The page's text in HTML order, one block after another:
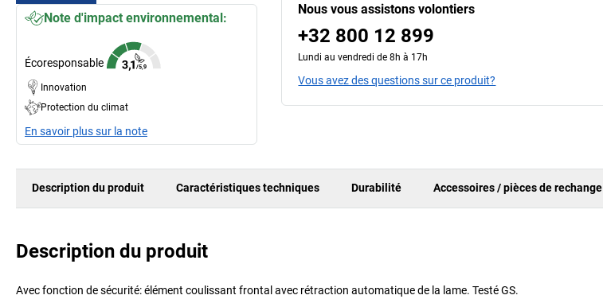
Note d'impact environnemental:
Écoresponsable
Innovation
Protection du climat
En savoir plus sur la note
Nous vous assistons volontiers
+32 800 12 899
Lundi au vendredi de 8h à 17h
Vous avez des questions sur ce produit?
Description du produit Caractéristiques techniques Durabilité Accessoires / pièces de rechange
Description du produit
Avec fonction de sécurité: élément coulissant frontal avec rétraction automatique de la lame. Testé GS.